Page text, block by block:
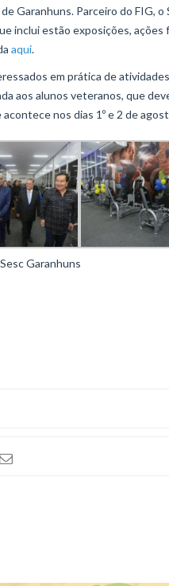
Garanhuns. Parceiro do FIG,
inclui estão exposições,
aqui.
em prática de
aos alunos veteranos, que
nos dias 1º e 2 de
Garanhuns